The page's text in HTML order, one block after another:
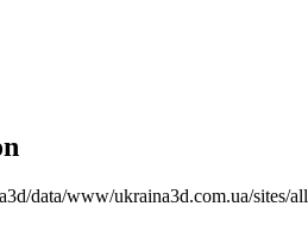
data/www/ukraina3d.com.ua/sites/